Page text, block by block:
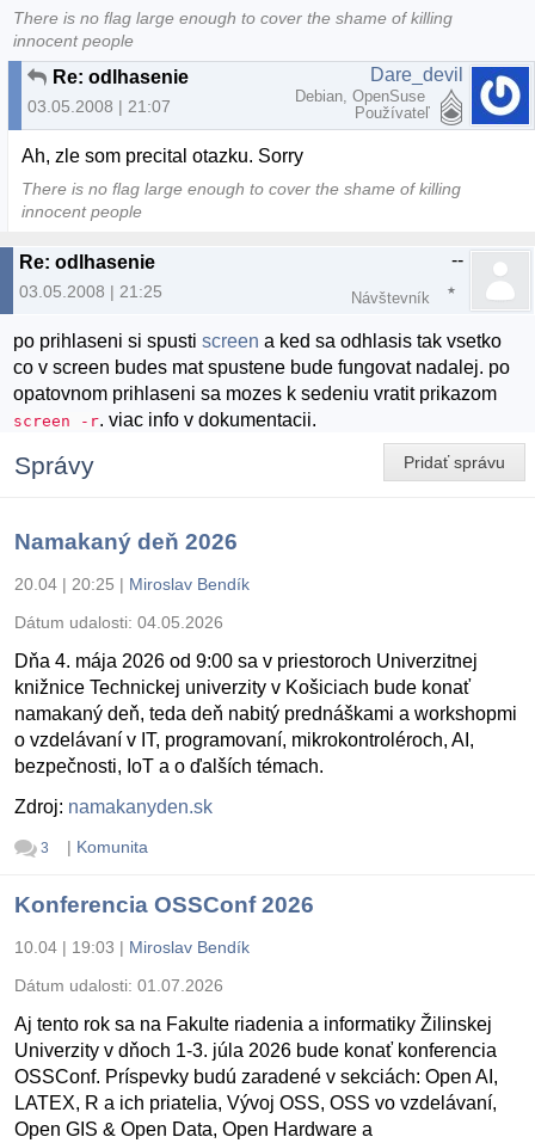
There is no flag large enough to cover the shame of killing
innocent people
Re: odlhasenie
03.05.2008 | 21:07
Dare_devil
Debian, OpenSuse
Používateľ
Ah, zle som precital otazku. Sorry
There is no flag large enough to cover the shame of killing
innocent people
Re: odlhasenie
03.05.2008 | 21:25
--
Návštevník
po prihlaseni si spustiscreen a ked sa odhlasis tak vsetko
co v screen budes mat spustene bude fungovat nadalej. po
opatovnom prihlaseni sa mozes k sedeniu vratit prikazom
screen -r. viac info v dokumentacii.
Pridať správu
Správy
Namakaný deň 2026
20.04 | 20:25 | Miroslav Bendík
Dátum udalosti: 04.05.2026
Dňa 4. mája 2026 od 9:00 sa v priestoroch Univerzitnej
knižnice Technickej univerzity v Košiciach bude konať
namakaný deň, teda deň nabitý prednáškami a workshopmi
o vzdelávaní v IT, programovaní, mikrokontroléroch, AI,
bezpečnosti, IoT a o ďalších témach.
Zdroj: namakanyden.sk
3 | Komunita
Konferencia OSSConf 2026
10.04 | 19:03 | Miroslav Bendík
Dátum udalosti: 01.07.2026
Aj tento rok sa na Fakulte riadenia a informatiky Žilinskej
Univerzity v dňoch 1-3. júla 2026 bude konať konferencia
OSSConf. Príspevky budú zaradené v sekciách: Open AI,
LATEX, R a ich priatelia, Vývoj OSS, OSS vo vzdelávaní,
Open GIS & Open Data, Open Hardware a